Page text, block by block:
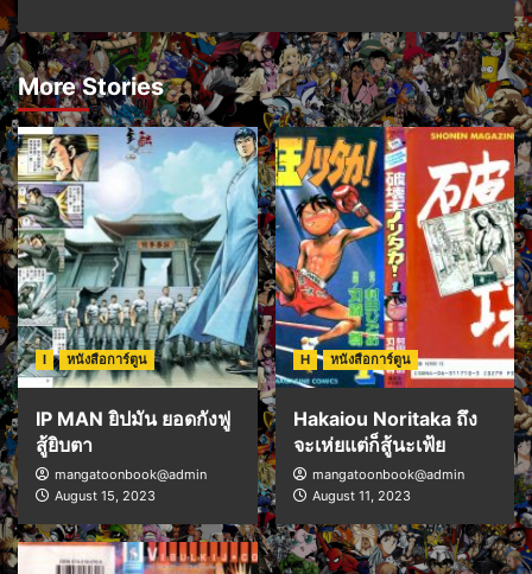
More Stories
I หนังสือการ์ตูน
IP MAN ยิปมัน ยอดกังฟู
สู้ยิบตา
mangatoonbook@admin
August 15, 2023
H หนังสือการ์ตูน
Hakaiou Noritaka ถึง
จะเห่ยแต่ก็สู้นะเฟ้ย
mangatoonbook@admin
August 11, 2023